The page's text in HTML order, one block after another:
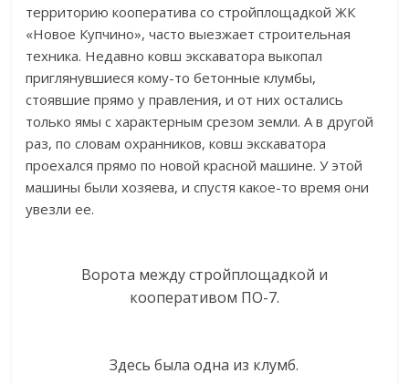
территорию кооператива со стройплощадкой ЖК
«Новое Купчино», часто выезжает строительная
техника. Недавно ковш экскаватора выкопал
приглянувшиеся кому-то бетонные клумбы,
стоявшие прямо у правления, и от них остались
только ямы с характерным срезом земли. А в другой
раз, по словам охранников, ковш экскаватора
проехался прямо по новой красной машине. У этой
машины были хозяева, и спустя какое-то время они
увезли ее.
Ворота между стройплощадкой и
кооперативом ПО-7.
Здесь была одна из клумб.